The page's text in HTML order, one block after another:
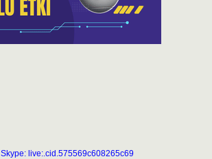
Skype: live:.cid.575569c608265c69